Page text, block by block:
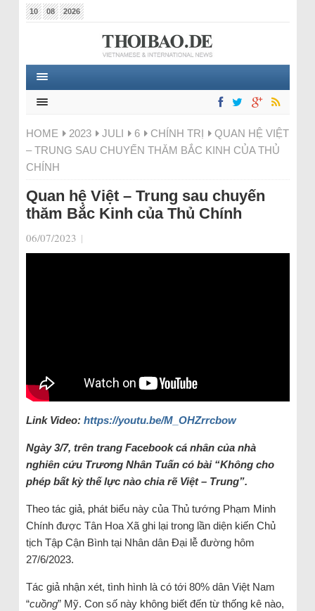
10 08 2026
HOME 2023 JULI 6 CHÍNH TRỊ
QUAN HỆ VIỆT
– TRUNG SAU CHUYẾN THĂM BẮC KINH CỦA THỦ
CHÍNH
Quan hệ Việt – Trung sau chuyến
thăm Bắc Kinh của Thủ Chính
06/07/2023 |
Link Video: https://youtu.be/M_OHZrrcbow
Ngày 3/7, trên trang Facebook cá nhân của nhà
nghiên cứu Trương Nhân Tuấn có bài “Không cho
phép bất kỳ thế lực nào chia rẽ Việt – Trung”.
Theo tác giả, phát biểu này của Thủ tướng Phạm Minh
Chính được Tân Hoa Xã ghi lại trong lần diện kiến Chủ
tịch Tập Cận Bình tại Nhân dân Đại lễ đường hôm
27/6/2023.
Tác giả nhận xét, tình hình là có tới 80% dân Việt Nam
“cuồng” Mỹ. Con số này không biết đến từ thống kê nào,